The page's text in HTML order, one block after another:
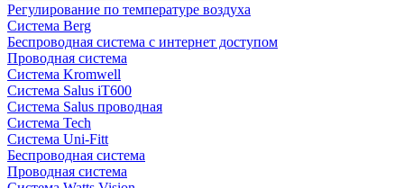
Регулирование по температуре воздуха
Система Berg
Беспроводная система с интернет доступом
Проводная система
Система Kromwell
Система Salus iT600
Система Salus проводная
Система Tech
Система Uni-Fitt
Беспроводная система
Проводная система